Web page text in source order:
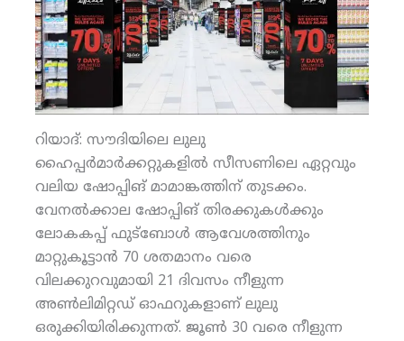
റിയാദ്: സൗദിയിലെ ലുലു
ഹൈപ്പര്‍മാര്‍ക്കറ്റുകളില്‍ സീസണിലെ ഏറ്റവും
വലിയ ഷോപ്പിങ് മാമാങ്കത്തിന് തുടക്കം.
വേനല്‍ക്കാല ഷോപ്പിങ് തിരക്കുകള്‍ക്കും
ലോകകപ്പ് ഫുട്‌ബോള്‍ ആവേശത്തിനും
മാറ്റുകൂട്ടാന്‍ 70 ശതമാനം വരെ
വിലക്കുറവുമായി 21 ദിവസം നീളുന്ന
അണ്‍ലിമിറ്റഡ് ഓഫറുകളാണ് ലുലു
ഒരുക്കിയിരിക്കുന്നത്. ജൂണ്‍ 30 വരെ നീളുന്ന